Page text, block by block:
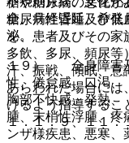
糖尿病性昏睡及び低
を、患者及びその家
多飲、多尿、頻尿等
汗、振戦、傾眠、意
あらわれた場合には
けるよう指導するこ
１．１．９、１１．
全、月経遅延、希発
泌。
１９）． 全身障害
性、倦怠感、口渇、
胸部不快感、発熱、
腫、末梢性浮腫、疼
ンザ様疾患、悪寒、